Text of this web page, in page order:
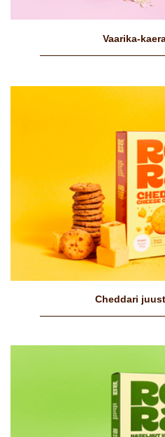
Vaarika-
Cheddari